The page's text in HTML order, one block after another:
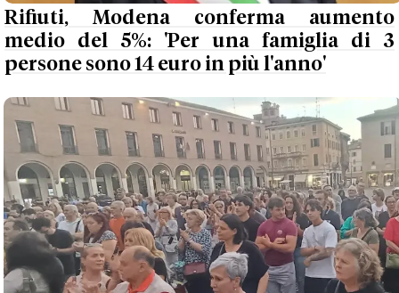
Rifiuti, Modena conferma aumento
medio del 5%: 'Per una famiglia di 3
persone sono 14 euro in più l'anno'